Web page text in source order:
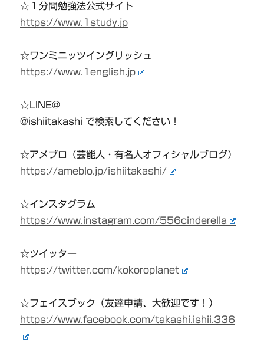
☆１分間勉強法公式サイト
https://www.1study.jp
☆ワンミニッツイングリッシュ
https://www.1english.jp
☆LINE@
@ishiitakashi で検索してください！
☆アメブロ（芸能人・有名人オフィシャルブログ）
https://ameblo.jp/ishiitakashi/
☆インスタグラム
https://www.instagram.com/556cinderella
☆ツイッター
https://twitter.com/kokoroplanet
☆フェイスブック（友達申請、大歓迎です！）
https://www.facebook.com/takashi.ishii.336